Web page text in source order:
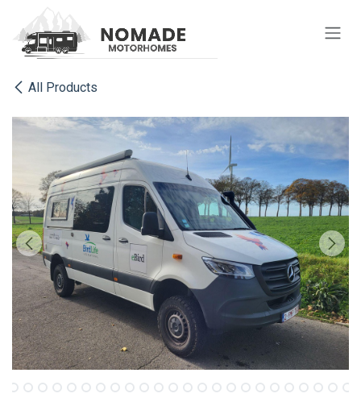
All Products